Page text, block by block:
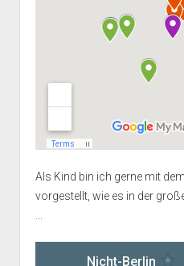
Als Kind bin ich gerne mit
vorgestellt, wie es in der